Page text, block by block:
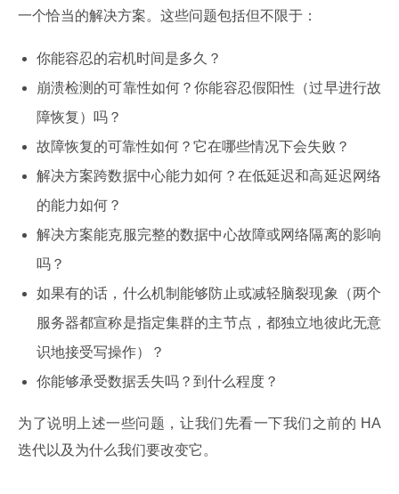
一个恰当的解决方案。这些问题包括但不限于：
你能容忍的宕机时间是多久？
崩溃检测的可靠性如何？你能容忍假阳性（过早进行故
障恢复）吗？
故障恢复的可靠性如何？它在哪些情况下会失败？
解决方案跨数据中心能力如何？在低延迟和高延迟网络
的能力如何？
解决方案能克服完整的数据中心故障或网络隔离的影响
吗？
如果有的话，什么机制能够防止或减轻脑裂现象（两个
服务器都宣称是指定集群的主节点，都独立地彼此无意
识地接受写操作）？
你能够承受数据丢失吗？到什么程度？
为了说明上述一些问题，让我们先看一下我们之前的 HA
迭代以及为什么我们要改变它。